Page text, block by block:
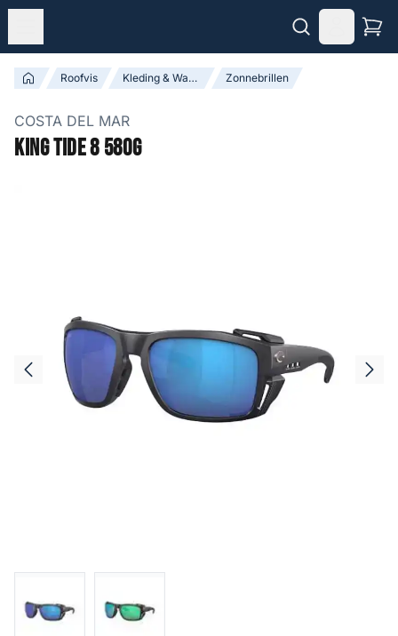
Roofvis Kleding & Waadpakken Zonnebrillen
COSTA DEL MAR
King Tide 8 580G